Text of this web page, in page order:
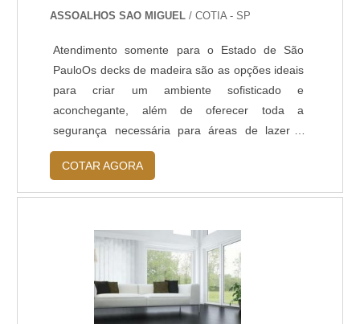
ASSOALHOS SAO MIGUEL / COTIA - SP
Atendimento somente para o Estado de São
PauloOs decks de madeira são as opções ideais
para criar um ambiente sofisticado e
aconchegante, além de oferecer toda a
segurança necessária para áreas de lazer e
convívio de amigos e familiares. Realizar a
compra do deck de madeira é fundamental, pois
os decks são excelentes escolhas para áreas
outros ambientes como: Piscinas; Banheiras;
Ofurôs; Jardins; Entre outros.Além de
oferecerem beleza para os lugares onde são
instalados, os decks também devem ter algumas
características que são indispensáveis, como ser
COTAR AGORA